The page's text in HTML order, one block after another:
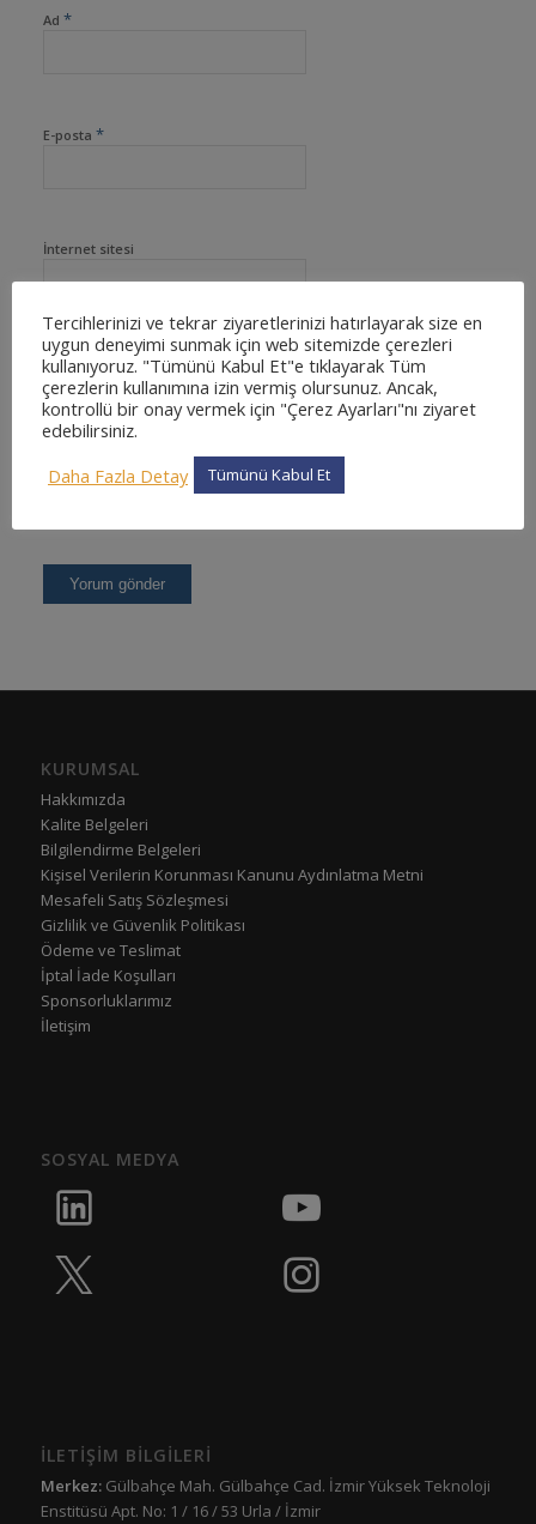
Ad *
E-posta *
İnternet sitesi
KURUMSAL
Hakkımızda
Kalite Belgeleri
Bilgilendirme Belgeleri
Kişisel Verilerin Korunması Kanunu Aydınlatma Metni
Mesafeli Satış Sözleşmesi
Gizlilik ve Güvenlik Politikası
Ödeme ve Teslimat
İptal İade Koşulları
Sponsorluklarımız
İletişim
SOSYAL MEDYA
İLETİŞİM BİLGİLERİ
Merkez:Gülbahçe Mah. Gülbahçe Cad. İzmir Yüksek Teknoloji
Enstitüsü Apt. No: 1 / 16 / 53 Urla / İzmir
Tercihlerinizi ve tekrar ziyaretlerinizi hatırlayarak size en
uygun deneyimi sunmak için web sitemizde çerezleri
kullanıyoruz. "Tümünü Kabul Et"e tıklayarak Tüm
çerezlerin kullanımına izin vermiş olursunuz. Ancak,
kontrollü bir onay vermek için "Çerez Ayarları"nı ziyaret
edebilirsiniz.
Daha Fazla Detay
Tümünü Kabul Et